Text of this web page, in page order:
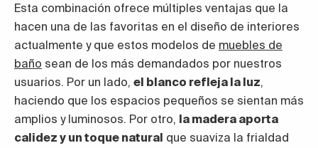
Esta combinación ofrece múltiples ventajas que la
hacen una de las favoritas en el diseño de interiores
actualmente y que estos modelos de muebles de
baño sean de los más demandados por nuestros
usuarios. Por un lado, el blanco refleja la luz,
haciendo que los espacios pequeños se sientan más
amplios y luminosos. Por otro, la madera aporta
calidez y un toque natural que suaviza la frialdad